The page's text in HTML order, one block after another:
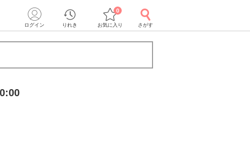
ログイン りれき お気に入り
0
さがす